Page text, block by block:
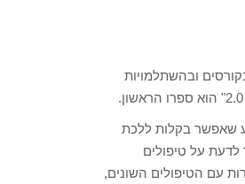
ובהשתלמויות
שאפשר בקלות ללכת
על טיפולים
עם הטיפולים השונים,